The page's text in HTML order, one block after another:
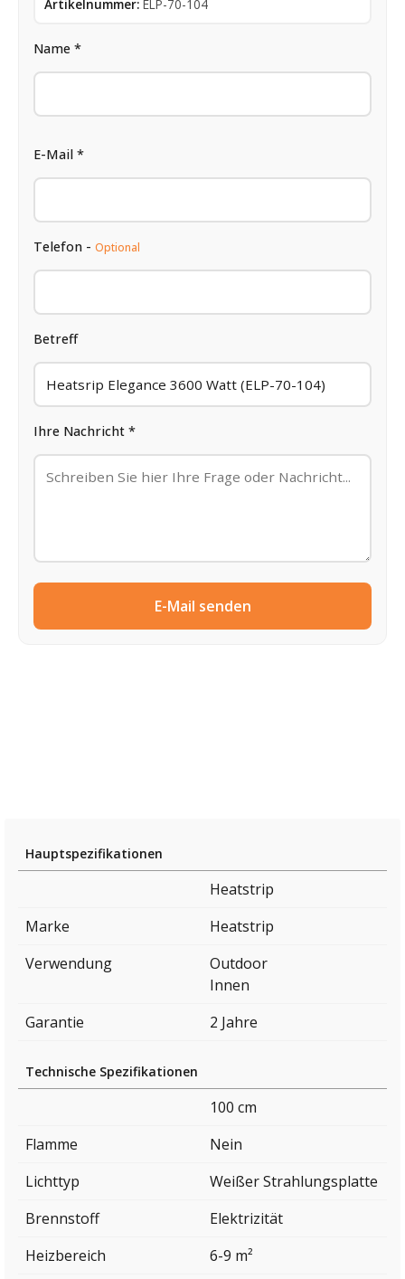
Artikelnummer: ELP-70-104
Name *
E-Mail *
Telefon - Optional
Betreff
Ihre Nachricht *
E-Mail senden
Hauptspezifikationen
Heatstrip
Marke
Heatstrip
Verwendung
Outdoor
Innen
Garantie
2 Jahre
Technische Spezifikationen
100 cm
Flamme
Nein
Lichttyp
Weißer Strahlungsplatte
Brennstoff
Elektrizität
Heizbereich
6-9 m²